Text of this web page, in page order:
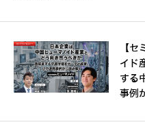
【
イド
する
事例